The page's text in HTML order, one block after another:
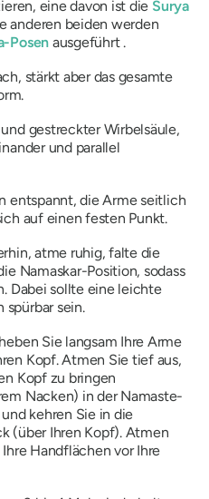
eine davon ist die Surya
anderen beiden werden
Posen ausgeführt .
stärkt aber das gesamte
gestreckter Wirbelsäule,
und parallel
entspannt, die Arme seitlich
auf einen festen Punkt.
atme ruhig, falte die
Namaskar-Position, sodass
Dabei sollte eine leichte
spürbar sein.
Sie langsam Ihre Arme
Kopf. Atmen Sie tief aus,
Kopf zu bringen
Nacken) in der Namaste-
kehren Sie in die
(über Ihren Kopf). Atmen
Handflächen vor Ihre